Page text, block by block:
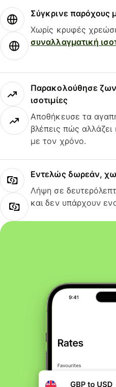
Σύγκρινε παρόχους
Χωρίς κρυφές
συναλλαγματική
Παρακολούθησε
ισοτιμίες
Αποθήκευσε τα
βλέπεις πώς αλλάζει
με τον χρόνο.
Εντελώς δωρεάν,
Λήψη σε
και δεν υπάρχουν